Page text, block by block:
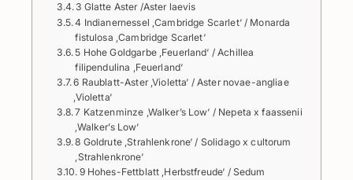
3 Glatte Aster /Aster laevis
4 Indianernessel ‚Cambridge Scarlet‘ / Monarda
fistulosa ‚Cambridge Scarlet‘
5 Hohe Goldgarbe ‚Feuerland‘ / Achillea
filipendulina ‚Feuerland‘
6 Raublatt-Aster ‚Violetta‘ / Aster novae-angliae
‚Violetta‘
7 Katzenminze ‚Walker’s Low‘ / Nepeta x faassenii
‚Walker’s Low‘
8 Goldrute ‚Strahlenkrone‘ / Solidago x cultorum
‚Strahlenkrone‘
9 Hohes-Fettblatt ‚Herbstfreude‘ / Sedum